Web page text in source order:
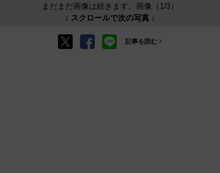
まだまだ画像は続きます。画像（1/3）
↓ スクロールで次の写真 ↓
記事を読む